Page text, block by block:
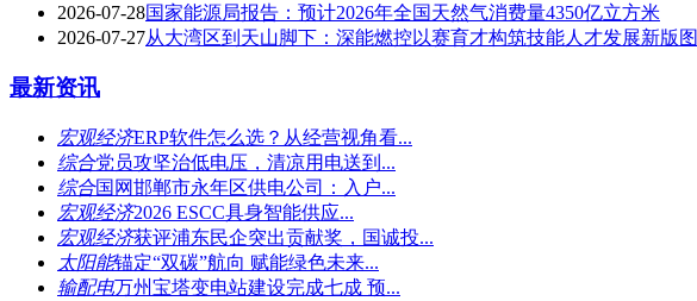
2026-07-28国家能源局报告：预计2026年全国天然气消费量4350亿立方米
2026-07-27从大湾区到天山脚下：深能燃控以赛育才构筑技能人才发展新版图
最新资讯
宏观经济ERP软件怎么选？从经营视角看...
综合党员攻坚治低电压，清凉用电送到...
综合国网邯郸市永年区供电公司：入户...
宏观经济2026 ESCC具身智能供应...
宏观经济获评浦东民企突出贡献奖，国诚投...
太阳能锚定“双碳”航向 赋能绿色未来...
输配电万州宝塔变电站建设完成七成 预...